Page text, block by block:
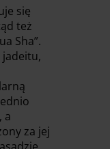
się
też
Sha”.
jadeitu,
a
za jej